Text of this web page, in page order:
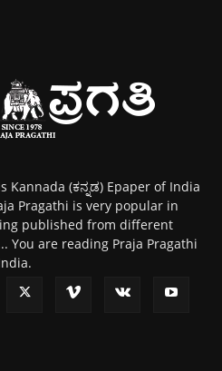
Kannada (ಕನ್ನಡ) Epaper of India
Pragathi is very popular in
published from different
You are reading Praja Pragathi